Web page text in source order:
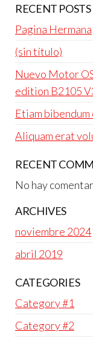
RECENT POSTS
Pagina Hermana
(sin título)
Nuevo Motor
edition B2105
Etiam
Aliquam erat
RECENT
No hay
ARCHIVES
noviembre 2024
abril 2019
CATEGORIES
Category #1
Category #2